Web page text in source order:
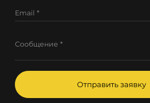
Email *
Сообщение *
Отправить заявку